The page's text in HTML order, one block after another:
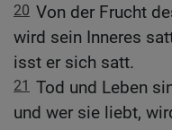
20 Von der Frucht
wird sein Inneres
isst er sich satt.
21 Tod und Leben
und wer sie liebt,